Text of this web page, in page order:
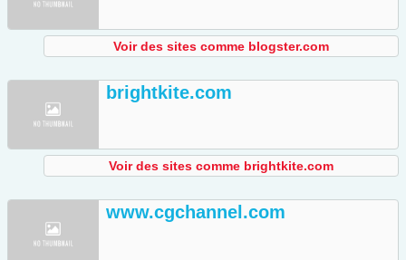
Voir des sites comme blogster.com
brightkite.com
Voir des sites comme brightkite.com
www.cgchannel.com